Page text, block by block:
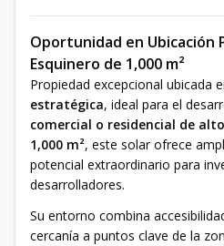
Oportunidad en Ubicación
Esquinero de 1,000 m²
Propiedad excepcional ubicada
estratégica, ideal para el
comercial o residencial de
1,000 m², este solar ofrece
potencial extraordinario para
desarrolladores.
Su entorno combina
cercanía a puntos clave de la